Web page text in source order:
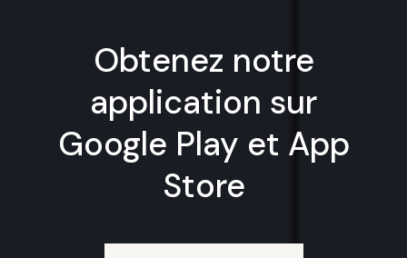
Obtenez notre
application sur
Google Play et App
Store